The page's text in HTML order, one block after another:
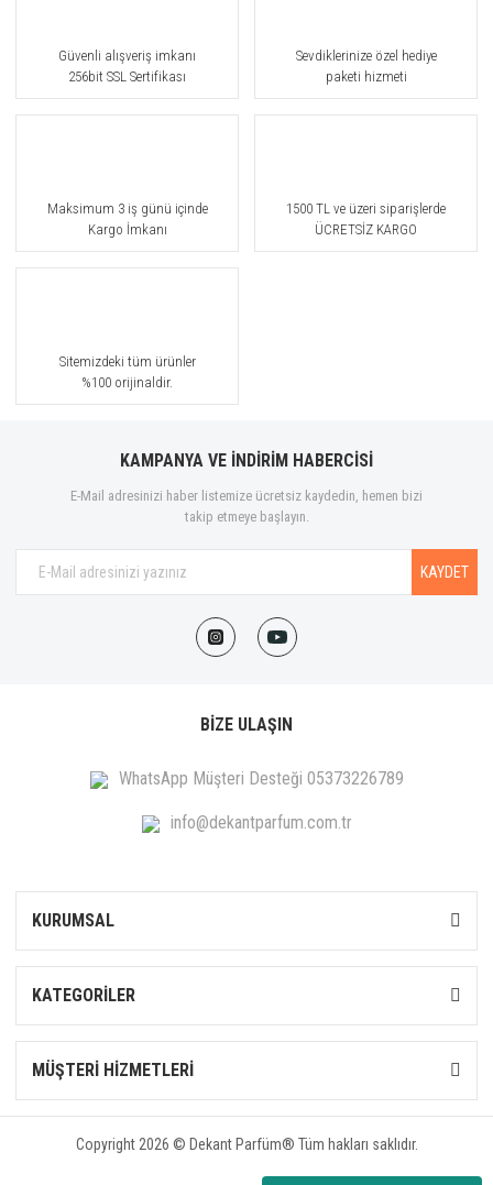
Güvenli alışveriş imkanı
256bit SSL Sertifikası
Sevdiklerinize özel hediye
paketi hizmeti
Maksimum 3 iş günü içinde
Kargo İmkanı
1500 TL ve üzeri siparişlerde
ÜCRETSİZ KARGO
Sitemizdeki tüm ürünler
%100 orijinaldir.
KAMPANYA VE İNDİRİM HABERCİSİ
E-Mail adresinizi haber listemize ücretsiz kaydedin, hemen bizi
takip etmeye başlayın.
KAYDET
BİZE ULAŞIN
WhatsApp Müşteri Desteği 05373226789
info@dekantparfum.com.tr
KURUMSAL
KATEGORİLER
MÜŞTERİ HİZMETLERİ
Copyright 2026 © Dekant Parfüm® Tüm hakları saklıdır.